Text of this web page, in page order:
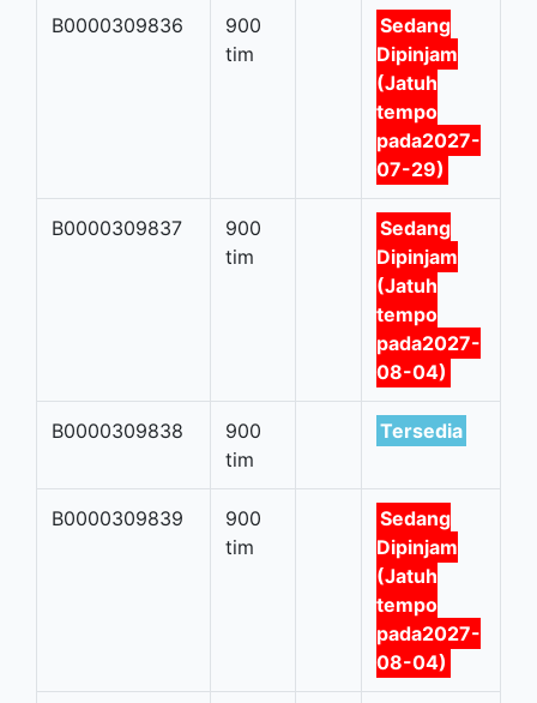
B0000309836
900
tim
Sedang
Dipinjam
(Jatuh
tempo
pada2027-
07-29)
B0000309837
900
tim
Sedang
Dipinjam
(Jatuh
tempo
pada2027-
08-04)
B0000309838
900
tim
Tersedia
B0000309839
900
tim
Sedang
Dipinjam
(Jatuh
tempo
pada2027-
08-04)